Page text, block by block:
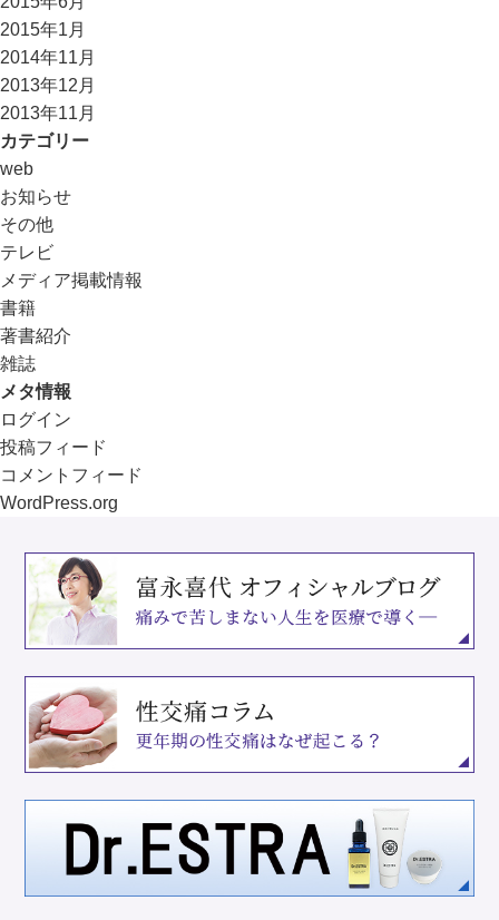
2015年1月
2014年11月
2013年12月
2013年11月
カテゴリー
web
お知らせ
その他
テレビ
メディア掲載情報
書籍
著書紹介
雑誌
メタ情報
ログイン
投稿フィード
コメントフィード
WordPress.org